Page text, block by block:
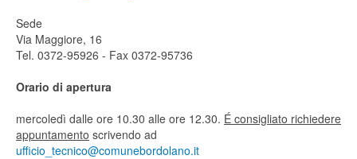
Sede
Via Maggiore, 16
Tel. 0372-95926 - Fax 0372-95736
Orario di apertura
mercoledì dalle ore 10.30 alle ore 12.30. É consigliato richiedere
appuntamento scrivendo ad
ufficio_tecnico@comunebordolano.it